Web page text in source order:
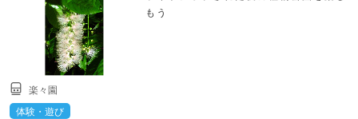
もう
楽々園
体験・遊び